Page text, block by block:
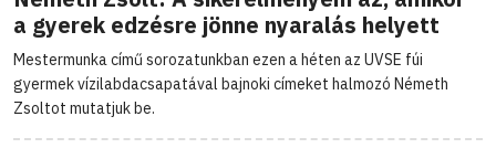
a gyerek edzésre jönne nyaralás helyett
Mestermunka című sorozatunkban ezen a héten az UVSE fúi
gyermek vízilabdacsapatával bajnoki címeket halmozó Németh
Zsoltot mutatjuk be.